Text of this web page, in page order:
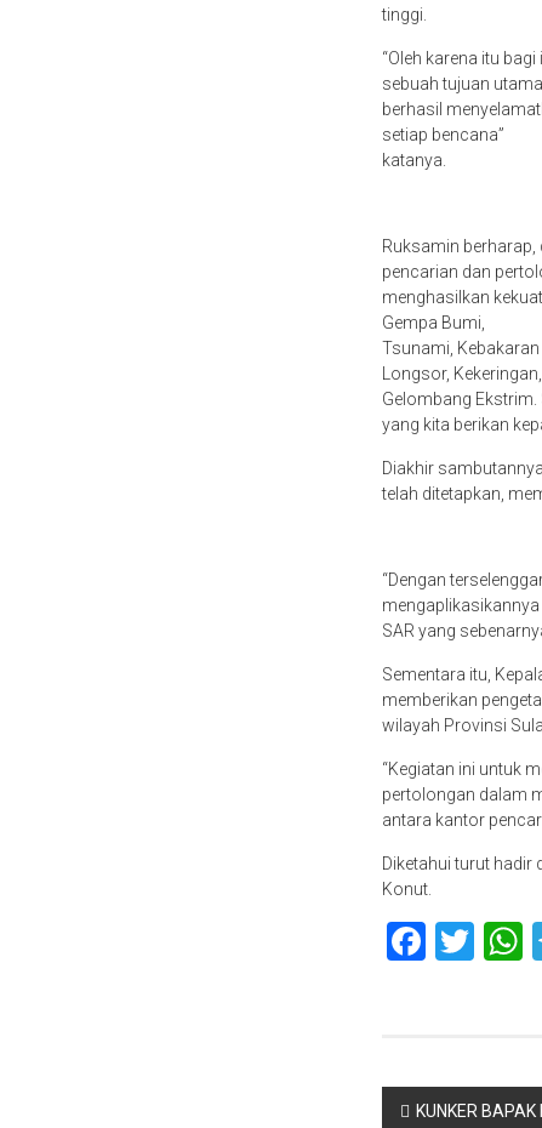
tinggi.
“Oleh karena itu
sebuah tujuan
berhasil
setiap bencana”
katanya.
Ruksamin berharap,
pencarian dan
menghasilkan
Gempa Bumi,
Tsunami,
Longsor,
Gelombang Ekstrim.
yang kita berikan
Diakhir
telah ditetapkan,
“Dengan
SAR yang
Sementara itu,
memberikan
wilayah Provinsi
“Kegiatan ini untuk
pertolongan dalam
antara kantor
Diketahui turut hadir
Konut.
Navigasi
KUNKER